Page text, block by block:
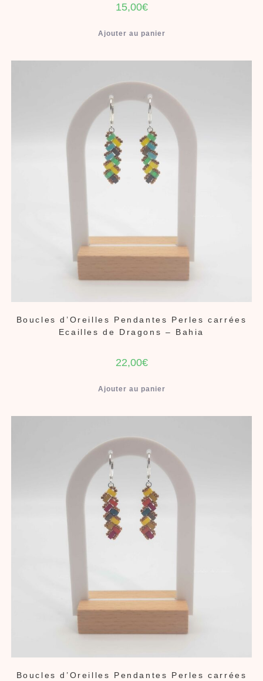
15,00€
Ajouter au panier
Boucles d’Oreilles Pendantes Perles carrées
Ecailles de Dragons – Bahia
22,00€
Ajouter au panier
Boucles d’Oreilles Pendantes Perles carrées